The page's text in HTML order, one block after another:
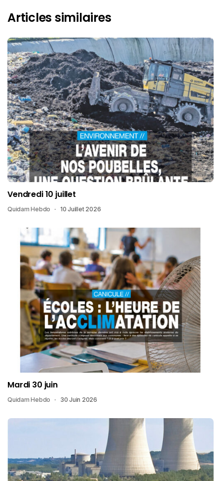
Articles similaires
Vendredi 10 juillet
Quidam Hebdo 10 Juillet 2026
Mardi 30 juin
Quidam Hebdo 30 Juin 2026